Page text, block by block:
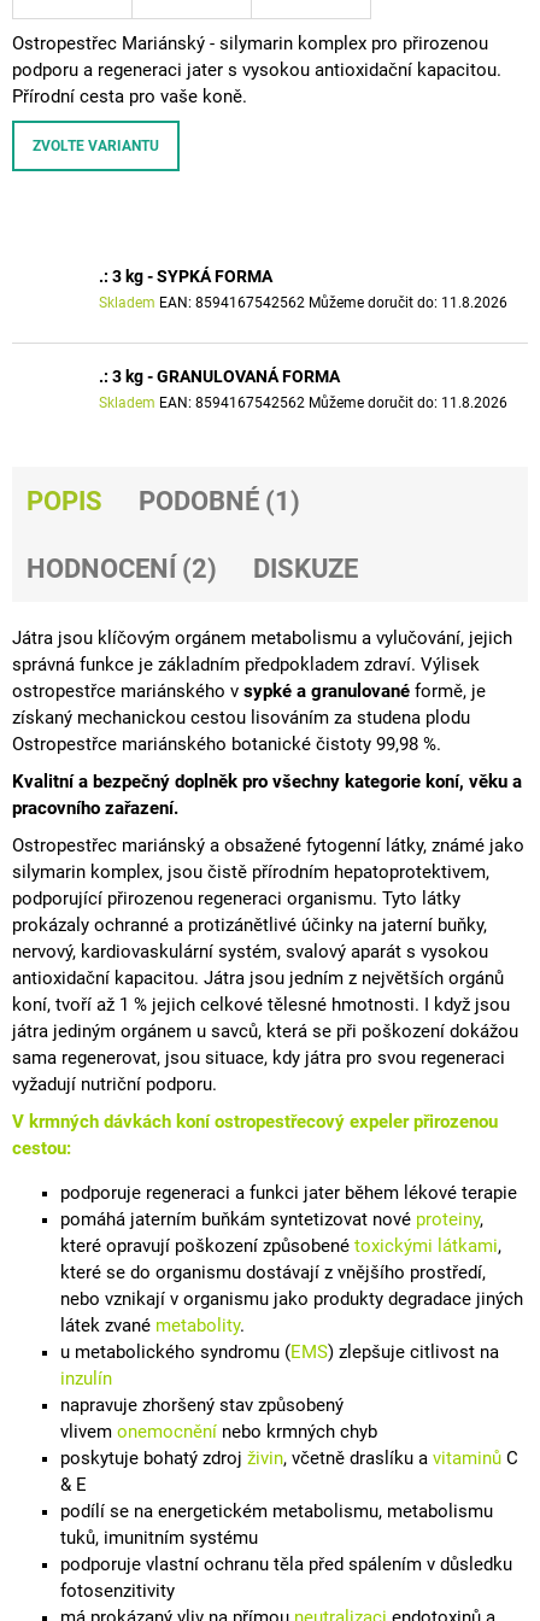
Ostropestřec Mariánský - silymarin komplex pro přirozenou
podporu a regeneraci jater s vysokou antioxidační kapacitou.
Přírodní cesta pro vaše koně.
ZVOLTE VARIANTU
.: 3 kg - SYPKÁ FORMA
Skladem EAN: 8594167542562 Můžeme doručit do: 11.8.2026
.: 3 kg - GRANULOVANÁ FORMA
Skladem EAN: 8594167542562 Můžeme doručit do: 11.8.2026
POPIS PODOBNÉ (1)
HODNOCENÍ (2) DISKUZE
Játra jsou klíčovým orgánem metabolismu a vylučování, jejich
správná funkce je základním předpokladem zdraví. Výlisek
ostropestřce mariánského v sypké a granulované formě, je
získaný mechanickou cestou lisováním za studena plodu
Ostropestřce mariánského botanické čistoty 99,98 %.
Kvalitní a bezpečný doplněk pro všechny kategorie koní, věku a
pracovního zařazení.
Ostropestřec mariánský a obsažené fytogenní látky, známé jako
silymarin komplex, jsou čistě přírodním hepatoprotektivem,
podporující přirozenou regeneraci organismu. Tyto látky
prokázaly ochranné a protizánětlivé účinky na jaterní buňky,
nervový, kardiovaskulární systém, svalový aparát s vysokou
antioxidační kapacitou. Játra jsou jedním z největších orgánů
koní, tvoří až 1 % jejich celkové tělesné hmotnosti. I když jsou
játra jediným orgánem u savců, která se při poškození dokážou
sama regenerovat, jsou situace, kdy játra pro svou regeneraci
vyžadují nutriční podporu.
V krmných dávkách koní ostropestřecový expeler přirozenou
cestou:
podporuje regeneraci a funkci jater během lékové terapie
pomáhá jaterním buňkám syntetizovat nové proteiny,
které opravují poškození způsobené toxickými látkami,
které se do organismu dostávají z vnějšího prostředí,
nebo vznikají v organismu jako produkty degradace jiných
látek zvané metabolity.
u metabolického syndromu (EMS) zlepšuje citlivost na
inzulín
napravuje zhoršený stav způsobený
vlivem onemocnění nebo krmných chyb
poskytuje bohatý zdroj živin, včetně draslíku a vitaminů C
& E
podílí se na energetickém metabolismu, metabolismu
tuků, imunitním systému
podporuje vlastní ochranu těla před spálením v důsledku
fotosenzitivity
J
E
M
E
DHA
4